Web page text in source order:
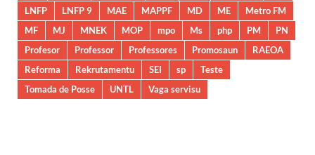
LNFP
LNFP 9 MAE MAPPF MD ME
Metro FM
MF
MJ MNEK MOP mpo Ms php PM
PN
Profesor
Professor Professores Promosaun
RAEOA
Reforma
Rekrutamentu SEI sp
Teste
Tomada de Posse
UNTL Vaga servisu